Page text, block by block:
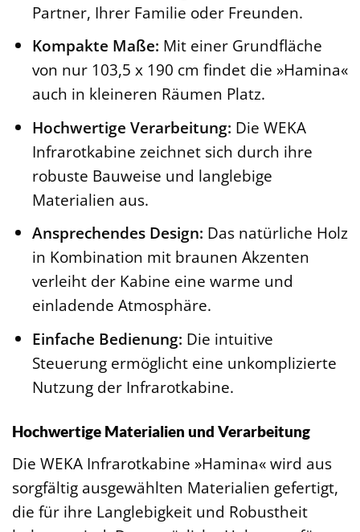
Partner, Ihrer Familie oder Freunden.
Kompakte Maße: Mit einer Grundfläche
von nur 103,5 x 190 cm findet die »Hamina«
auch in kleineren Räumen Platz.
Hochwertige Verarbeitung: Die WEKA
Infrarotkabine zeichnet sich durch ihre
robuste Bauweise und langlebige
Materialien aus.
Ansprechendes Design: Das natürliche Holz
in Kombination mit braunen Akzenten
verleiht der Kabine eine warme und
einladende Atmosphäre.
Einfache Bedienung: Die intuitive
Steuerung ermöglicht eine unkomplizierte
Nutzung der Infrarotkabine.
Hochwertige Materialien und Verarbeitung
Die WEKA Infrarotkabine »Hamina« wird aus
sorgfältig ausgewählten Materialien gefertigt,
die für ihre Langlebigkeit und Robustheit